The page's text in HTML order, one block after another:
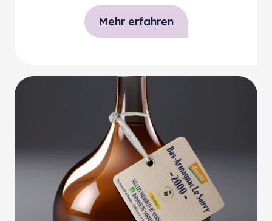
Mehr erfahren